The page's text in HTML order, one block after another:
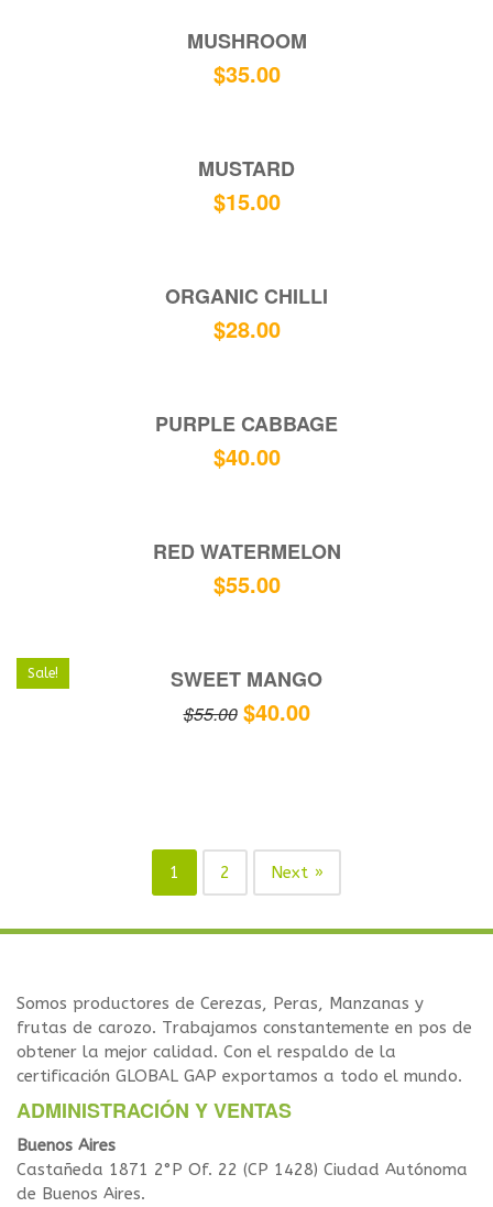
MUSHROOM
$35.00
MUSTARD
$15.00
ORGANIC CHILLI
$28.00
PURPLE CABBAGE
$40.00
RED WATERMELON
$55.00
Sale! SWEET MANGO
$55.00 $40.00
1 2 Next »
Somos productores de Cerezas, Peras, Manzanas y
frutas de carozo. Trabajamos constantemente en pos de
obtener la mejor calidad. Con el respaldo de la
certificación GLOBAL GAP exportamos a todo el mundo.
ADMINISTRACIÓN Y VENTAS
Buenos Aires
Castañeda 1871 2°P Of. 22 (CP 1428) Ciudad Autónoma
de Buenos Aires.